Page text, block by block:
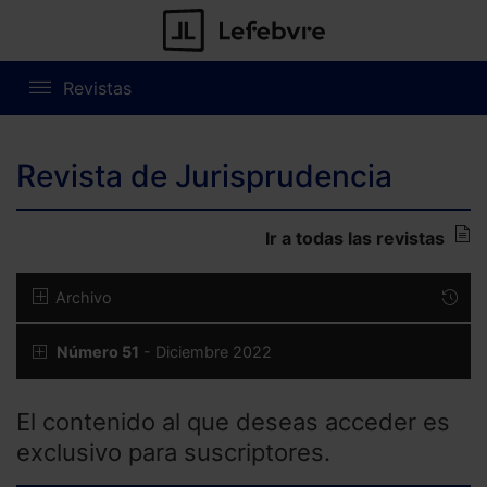
Revistas
Revista de Jurisprudencia
Ir a todas las revistas
Archivo
Número 51 - Diciembre 2022
El contenido al que deseas acceder es
exclusivo para suscriptores.